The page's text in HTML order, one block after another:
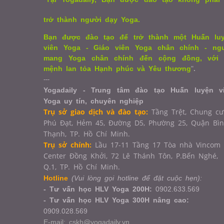
trở thành người dạy Yoga.
Bạn được đào tạo để trở thành một Huấn
viên Yoga - Giáo viên Yoga chân chính -
mang Yoga chân chính đến cộng đồng, với
mệnh lan tỏa Hạnh phúc và Yêu thương".
---
Yogadaily - Trung tâm đào tạo Huấn luyện
Yoga uy tín, chuyên nghiệp
Trụ sở giao dịch và đào tạo: Tầng Trệt, Chung cư
Phú Đạt, Hẻm 45, Đường D5, Phường 25, Quận
Thạnh, TP. Hồ Chí Minh.
Trụ sở chính: Lầu 17-11 Tầng 17 Tòa nhà Vincom
Center Đồng Khởi, 72 Lê Thánh Tôn, P.Bến Nghé,
Q.1, TP. Hồ Chí Minh.
Hotline (Vui lòng gọi hotline để đặt cuộc hẹn):
- Tư vấn học HLV Yoga 200H: 0902.633.569
- Tư vấn học HLV Yoga 300H nâng cao:
0909.028.569
E-mail: cskh@yogadaily.vn